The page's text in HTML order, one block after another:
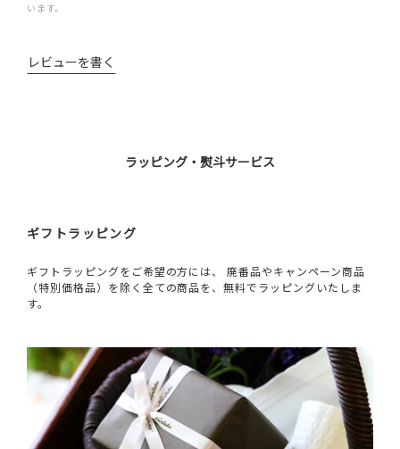
います。
レビューを書く
ラッピング・熨斗サービス
ギフトラッピング
ギフトラッピングをご希望の方には、 廃番品やキャンペーン商品
（特別価格品）を除く全ての商品を、無料でラッピングいたしま
す。